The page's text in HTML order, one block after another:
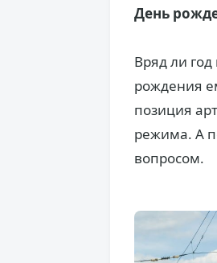
День
Вряд ли
рождения
позиция
режима. А
вопросом.